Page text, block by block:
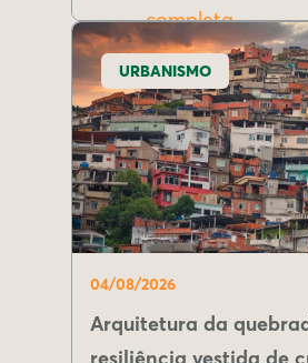
completa
URBANISMO
04/08/2026
Arquitetura da